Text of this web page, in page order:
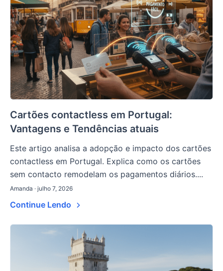
Cartões contactless em Portugal:
Vantagens e Tendências atuais
Este artigo analisa a adopção e impacto dos cartões
contactless em Portugal. Explica como os cartões
sem contacto remodelam os pagamentos diários....
Amanda · julho 7, 2026
Continue Lendo